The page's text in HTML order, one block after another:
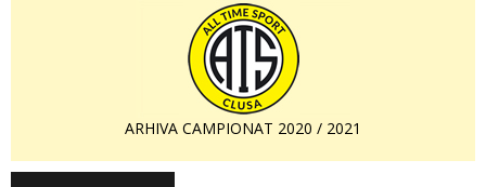
ARHIVA CAMPIONAT 2020 / 2021